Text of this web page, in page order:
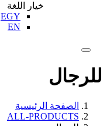
خيار اللغة
EGY
EN
للرجال
الصفحة الرئيسية
ALL-PRODUCTS